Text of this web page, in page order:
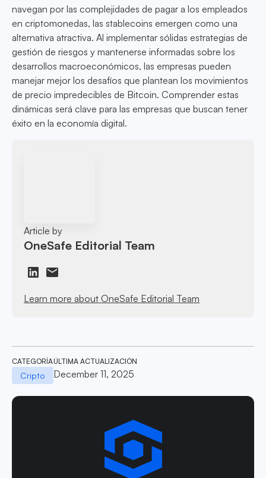
navegan por las complejidades de pagar a los empleados
en criptomonedas, las stablecoins emergen como una
alternativa atractiva. Al implementar sólidas estrategias de
gestión de riesgos y mantenerse informadas sobre los
desarrollos macroeconómicos, las empresas pueden
manejar mejor los desafíos que plantean los movimientos
de precio impredecibles de Bitcoin. Comprender estas
dinámicas será clave para las empresas que buscan tener
éxito en la economía digital.
Article by
OneSafe Editorial Team
Learn more about OneSafe Editorial Team
CATEGORÍA
Cripto
ÚLTIMA ACTUALIZACIÓN
December 11, 2025